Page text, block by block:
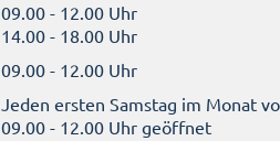
09.00 - 12.00 Uhr
14.00 - 18.00 Uhr
09.00 - 12.00 Uhr
Jeden ersten Samstag im Monat
09.00 - 12.00 Uhr geöffnet